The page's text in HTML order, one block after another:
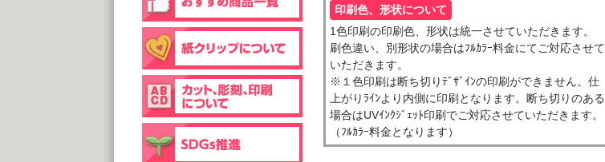
印刷色、形状について
1色印刷の印刷色、形状は統一させていただきます。
刷色違い、別形状の場合はﾌﾙｶﾗｰ料金にてご対応させて
いただきます。
※１色印刷は断ち切りﾃﾞｻﾞｲﾝの印刷ができません。仕
上がりﾗｲﾝより内側に印刷となります。断ち切りのある
場合はUVｲﾝｸｼﾞｪｯﾄ印刷でご対応させていただきます。
（ﾌﾙｶﾗｰ料金となります）
台紙付片面タイプ
@129.70～
(1,000個 1個あたり)
片面彫刻タイプ
@59.40～
(1,000個 1個あたり)
台紙付タイプ
@72.60～
個包装(OPP入)タイプ
@164.90～
(5,000個 1個あたり)